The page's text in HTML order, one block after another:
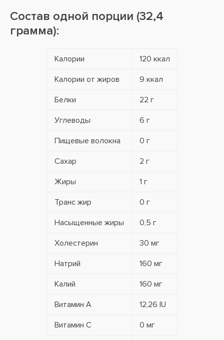
Состав одной порции (32,4
грамма):
Калории 120 ккал
Калории от жиров 9 ккал
Белки 22 г
Углеводы 6 г
Пищевые волокна 0 г
Сахар 2 г
Жиры 1 г
Транс жир 0 г
Насыщенные жиры 0,5 г
Холестерин 30 мг
Натрий 160 мг
Калий 160 мг
Витамин A 12,26 IU
Витамин С 0 мг